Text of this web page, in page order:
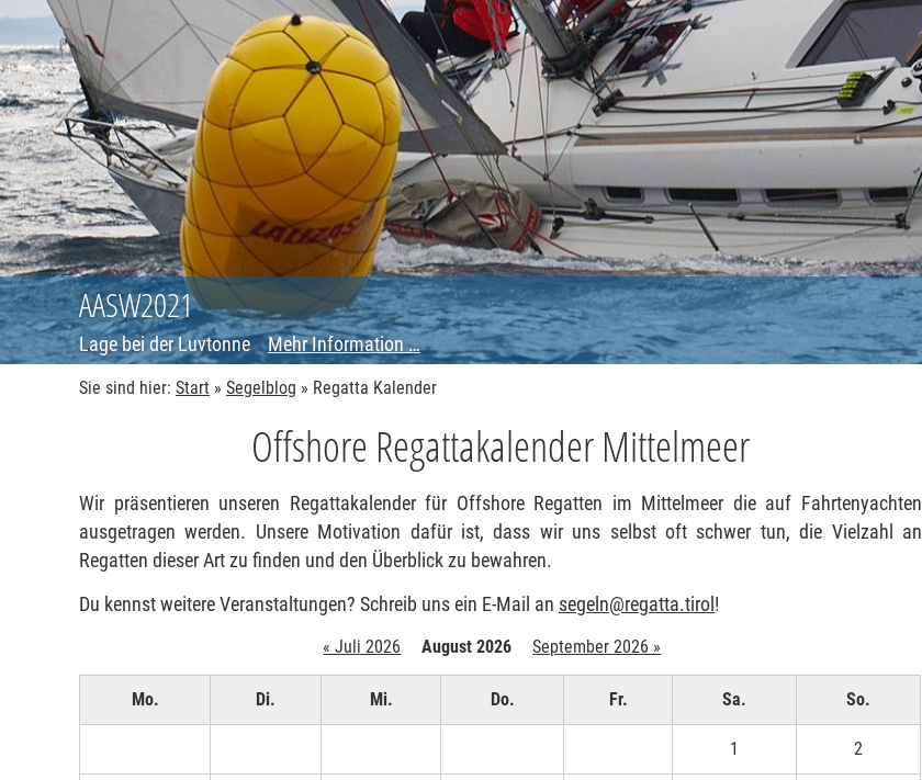
AASW2021
Lage bei der LuvtonneMehr Information …
Sie sind hier: Start » Segelblog » Regatta Kalender
Offshore Regattakalender Mittelmeer
Wir präsentieren unseren Regattakalender für Offshore Regatten im Mittelmeer die auf Fahrtenyachten
ausgetragen werden. Unsere Motivation dafür ist, dass wir uns selbst oft schwer tun, die Vielzahl an
Regatten dieser Art zu finden und den Überblick zu bewahren.
Du kennst weitere Veranstaltungen? Schreib uns ein E-Mail an segeln@regatta.tirol !
« Juli 2026 August 2026 September 2026 »
Mo. Di. Mi. Do. Fr. Sa. So.
1 2